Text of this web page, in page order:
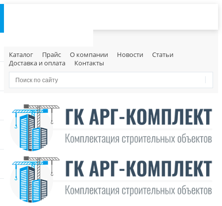
Каталог Прайс О компании Новости
Статьи
Доставка и оплата
Контакты